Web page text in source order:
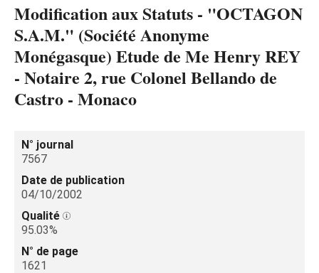
Modification aux Statuts - "OCTAGON
S.A.M." (Société Anonyme
Monégasque) Etude de Me Henry REY
- Notaire 2, rue Colonel Bellando de
Castro - Monaco
N° journal
7567
Date de publication
04/10/2002
Qualité
95.03%
N° de page
1621